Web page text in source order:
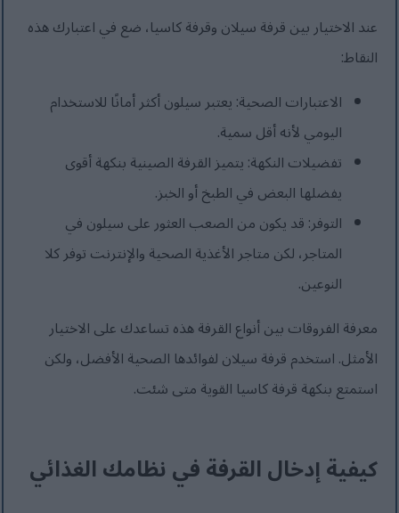
عند الاختيار بين قرفة سيلان وقرفة كاسيا، ضع في اعتبارك هذه
النقاط:
الاعتبارات الصحية: يعتبر سيلون أكثر أمانًا للاستخدام
اليومي لأنه أقل سمية.
تفضيلات النكهة: يتميز القرفة الصينية بنكهة أقوى
يفضلها البعض في الطبخ أو الخبز.
التوفر: قد يكون من الصعب العثور على سيلون في
المتاجر، لكن متاجر الأغذية الصحية والإنترنت توفر كلا
النوعين.
معرفة الفروقات بين أنواع القرفة هذه تساعدك على الاختيار
الأمثل. استخدم قرفة سيلان لفوائدها الصحية الأفضل، ولكن
استمتع بنكهة قرفة كاسيا القوية متى شئت.
كيفية إدخال القرفة في نظامك الغذائي